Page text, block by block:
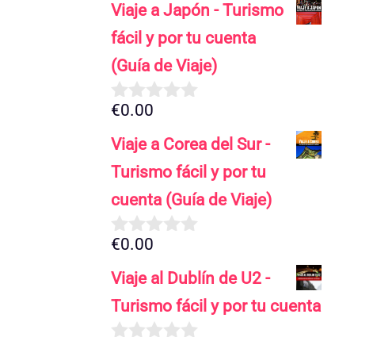
Viaje a Japón - Turismo
fácil y por tu cuenta
(Guía de Viaje)
0
e
5
€0.00
Viaje a Corea del Sur -
Turismo fácil y por tu
cuenta (Guía de Viaje)
0
e
5
€0.00
Viaje al Dublín de U2 -
Turismo fácil y por tu cuenta